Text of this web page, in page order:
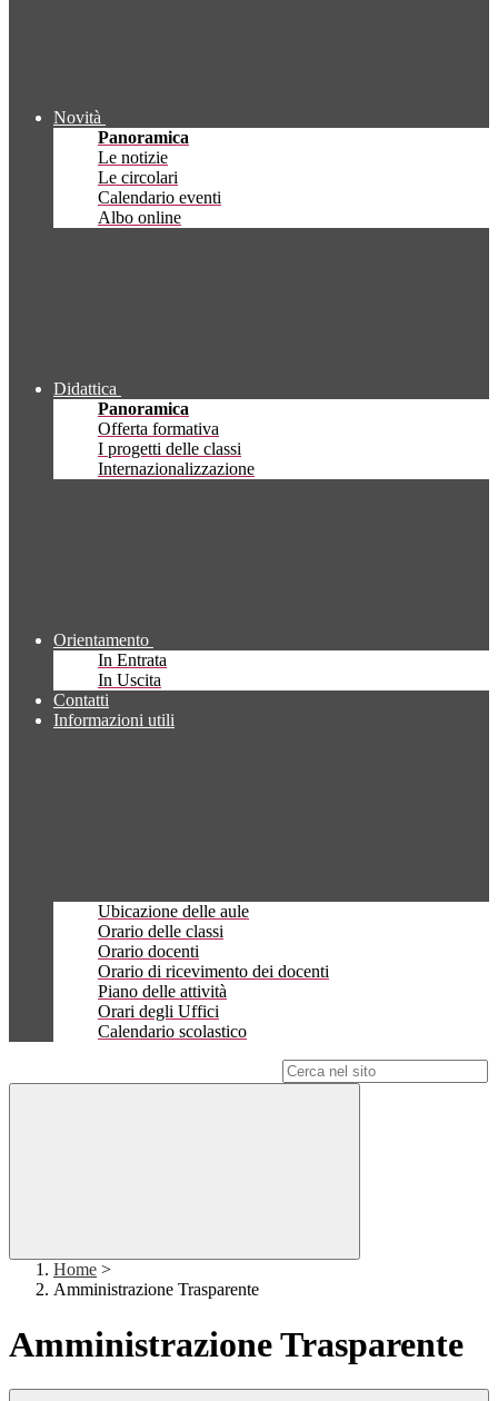
Novità
Panoramica
Le notizie
Le circolari
Calendario eventi
Albo online
Didattica
Panoramica
Offerta formativa
I progetti delle classi
Internazionalizzazione
Orientamento
In Entrata
In Uscita
Contatti
Informazioni utili
Ubicazione delle aule
Orario delle classi
Orario docenti
Orario di ricevimento dei docenti
Piano delle attività
Orari degli Uffici
Calendario scolastico
Home >
Amministrazione Trasparente
Amministrazione Trasparente